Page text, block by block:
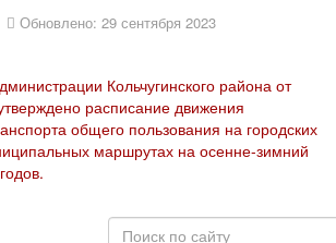
Обновлено: 29 сентября 2023
Кольчугинского района от
расписание движения
общего пользования на городских
маршрутах на осенне-зимний
Искать...